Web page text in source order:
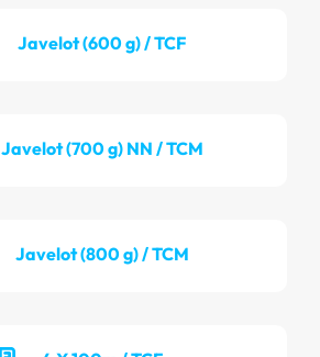
Javelot (600 g) / TCF
Javelot (700 g) NN / TCM
Javelot (800 g) / TCM